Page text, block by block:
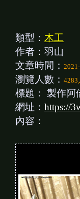
類型： 木工
作者：羽山
文章時間：
瀏覽人數： 4283
標題： 製作阿
網址： https://
內容：